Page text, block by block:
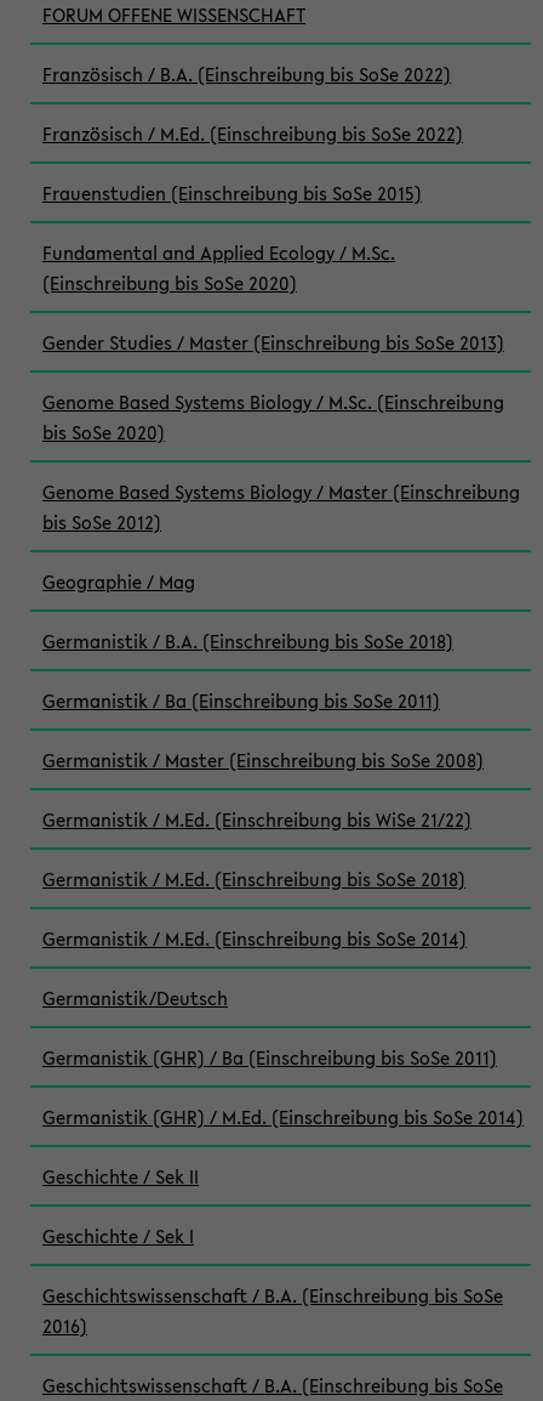
FORUM OFFENE WISSENSCHAFT
Französisch / B.A. (Einschreibung bis SoSe 2022)
Französisch / M.Ed. (Einschreibung bis SoSe 2022)
Frauenstudien (Einschreibung bis SoSe 2015)
Fundamental and Applied Ecology / M.Sc.
(Einschreibung bis SoSe 2020)
Gender Studies / Master (Einschreibung bis SoSe 2013)
Genome Based Systems Biology / M.Sc. (Einschreibung
bis SoSe 2020)
Genome Based Systems Biology / Master (Einschreibung
bis SoSe 2012)
Geographie / Mag
Germanistik / B.A. (Einschreibung bis SoSe 2018)
Germanistik / Ba (Einschreibung bis SoSe 2011)
Germanistik / Master (Einschreibung bis SoSe 2008)
Germanistik / M.Ed. (Einschreibung bis WiSe 21/22)
Germanistik / M.Ed. (Einschreibung bis SoSe 2018)
Germanistik / M.Ed. (Einschreibung bis SoSe 2014)
Germanistik/Deutsch
Germanistik (GHR) / Ba (Einschreibung bis SoSe 2011)
Germanistik (GHR) / M.Ed. (Einschreibung bis SoSe 2014)
Geschichte / Sek II
Geschichte / Sek I
Geschichtswissenschaft / B.A. (Einschreibung bis SoSe
2016)
Geschichtswissenschaft / B.A. (Einschreibung bis SoSe